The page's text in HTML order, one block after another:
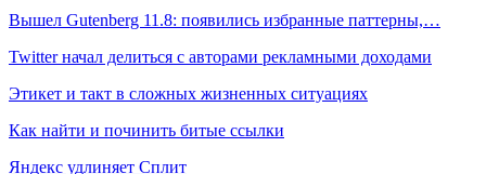
Вышел Gutenberg 11.8: появились избранные паттерны,…
Twitter начал делиться с авторами рекламными доходами
Этикет и такт в сложных жизненных ситуациях
Как найти и починить битые ссылки
Яндекс удлиняет Сплит